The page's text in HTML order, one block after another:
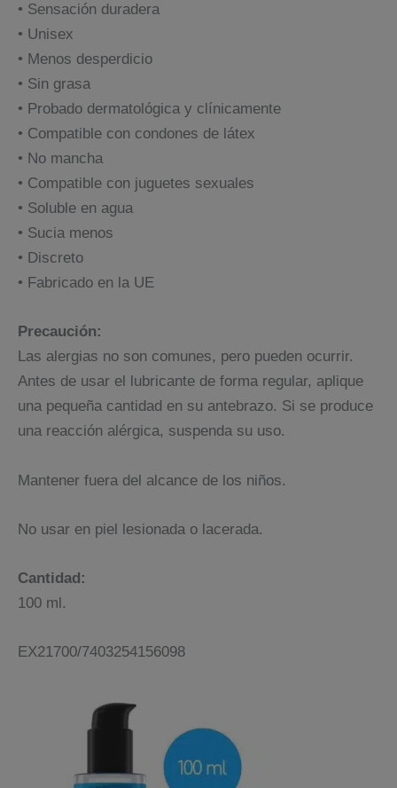
• Sensación duradera
• Unisex
• Menos desperdicio
• Sin grasa
• Probado dermatológica y clínicamente
• Compatible con condones de látex
• No mancha
• Compatible con juguetes sexuales
• Soluble en agua
• Sucia menos
• Discreto
• Fabricado en la UE
Precaución:
Las alergias no son comunes, pero pueden ocurrir.
Antes de usar el lubricante de forma regular, aplique
una pequeña cantidad en su antebrazo. Si se produce
una reacción alérgica, suspenda su uso.
Mantener fuera del alcance de los niños.
No usar en piel lesionada o lacerada.
Cantidad:
100 ml.
EX21700/7403254156098